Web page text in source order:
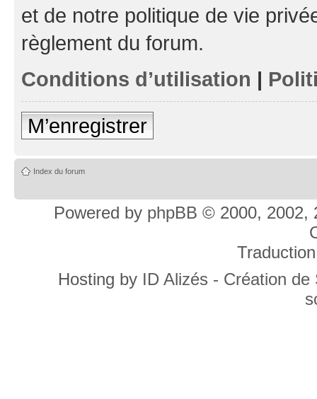
et de notre politique de vie
règlement du forum.
Conditions d’utilisation |
M’enregistrer
Index du forum
Powered by phpBB © 2000, 2002,
Hosting by ID Alizés - Création